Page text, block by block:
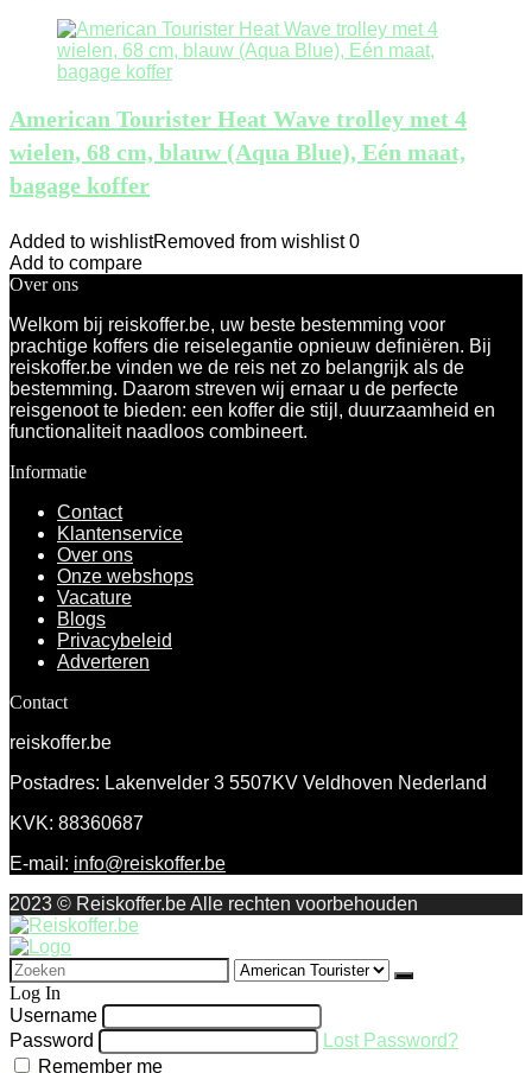
American Tourister Heat Wave trolley met 4
wielen, 68 cm, blauw (Aqua Blue), Eén maat,
bagage koffer
Added to wishlistRemoved from wishlist 0
Add to compare
Over ons
Welkom bij reiskoffer.be, uw beste bestemming voor
prachtige koffers die reiselegantie opnieuw definiëren. Bij
reiskoffer.be vinden we de reis net zo belangrijk als de
bestemming. Daarom streven wij ernaar u de perfecte
reisgenoot te bieden: een koffer die stijl, duurzaamheid en
functionaliteit naadloos combineert.
Informatie
Contact
Klantenservice
Over ons
Onze webshops
Vacature
Blogs
Privacybeleid
Adverteren
Contact
reiskoffer.be
Postadres: Lakenvelder 3 5507KV Veldhoven Nederland
KVK: 88360687
E-mail: info@reiskoffer.be
2023 © Reiskoffer.be Alle rechten voorbehouden
Search
for:
Log In
Username
Password
Lost Password?
Remember me